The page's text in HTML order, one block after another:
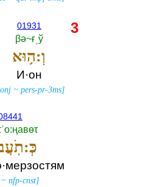
01931
βә~ғˌў
וְ:ה֥וּא
И·он
~pers-pr-3ms]
~nfp-cnst]
3